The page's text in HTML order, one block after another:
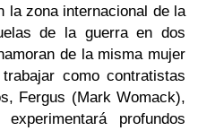
la zona internacional de la
de la guerra en dos
de la misma mujer
como contratistas
Fergus (Mark Womack),
profundos